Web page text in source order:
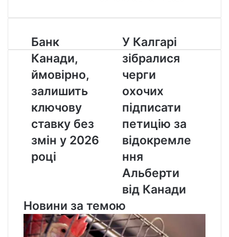
Банк
Канади,
ймовірно,
залишить
ключову
ставку
без
змін
у
році
Банк
Канади,
ймовірно,
залишить
ключову
ставку без
змін у 2026
році
У
Калгарі
зібралися
черги
охочих
підписати
петицію
за
відокремлення
Альберти
від
Канади
У Калгарі
зібралися
черги
охочих
підписати
петицію за
відокремле
ння
Альберти
від Канади
Новини за темою